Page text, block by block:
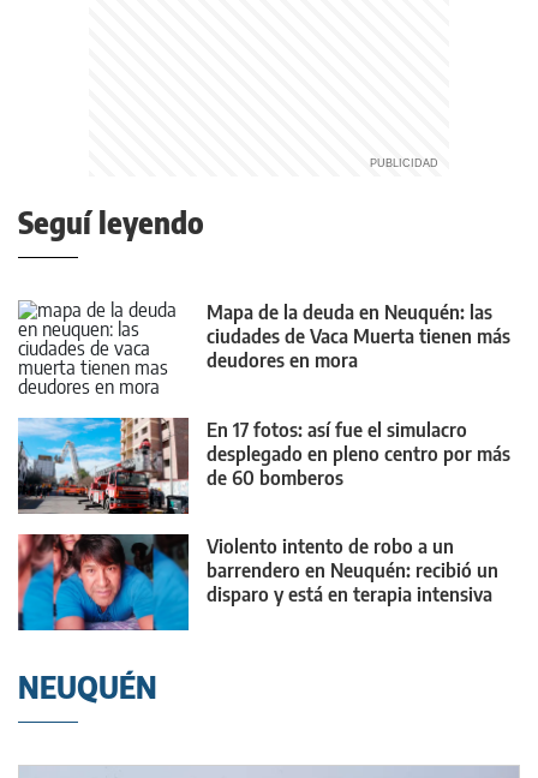
Seguí leyendo
Mapa de la deuda en Neuquén: las
ciudades de Vaca Muerta tienen más
deudores en mora
En 17 fotos: así fue el simulacro
desplegado en pleno centro por más
de 60 bomberos
Violento intento de robo a un
barrendero en Neuquén: recibió un
disparo y está en terapia intensiva
NEUQUÉN